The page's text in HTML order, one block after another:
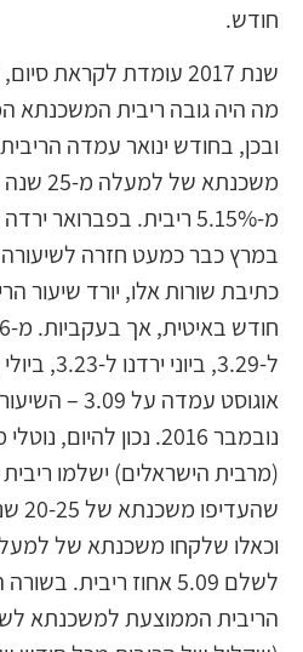
חודש.
שנת 2017 עומדת לקראת
מה היה גובה ריבית המשכנתא
משכנתא של
כתיבת שורות אלו, יורד שיעור
אוגוסט עמדה על
לשלם 5.09 אחוז ריבית.